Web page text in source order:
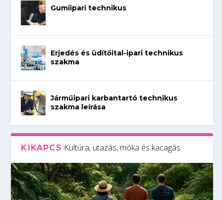
Gumiipari technikus
Erjedés és üdítőital-ipari technikus
szakma
Járműipari karbantartó technikus
szakma leírása
KIKAPCS Kultúra, utazás, móka és kacagás